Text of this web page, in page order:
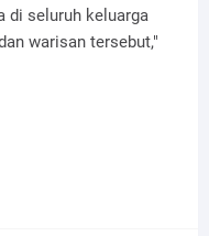
di seluruh keluarga
warisan tersebut,"